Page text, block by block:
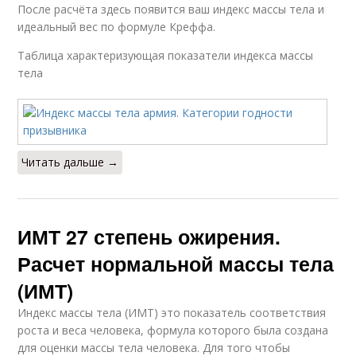
После расчёта здесь появится ваш индекс массы тела и
идеальный вес по формуле Креффа.
Таблица характеризующая показатели индекса массы
тела
Читать дальше →
ИМТ 27 степень ожирения.
Расчет нормальной массы тела
(ИМТ)
Индекс массы тела (ИМТ) это показатель соответствия
роста и веса человека, формула которого была создана
для оценки массы тела человека. Для того чтобы